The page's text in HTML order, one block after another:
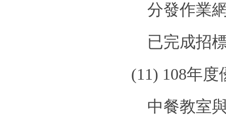
分發作業
已完成招
(11) 108年度
中餐教室